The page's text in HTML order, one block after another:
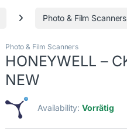
Photo & Film Scanners
Photo & Film Scanners
HONEYWELL –
NEW
Availability:Vorrätig